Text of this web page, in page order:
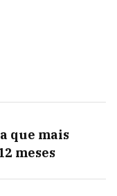
que mais
meses